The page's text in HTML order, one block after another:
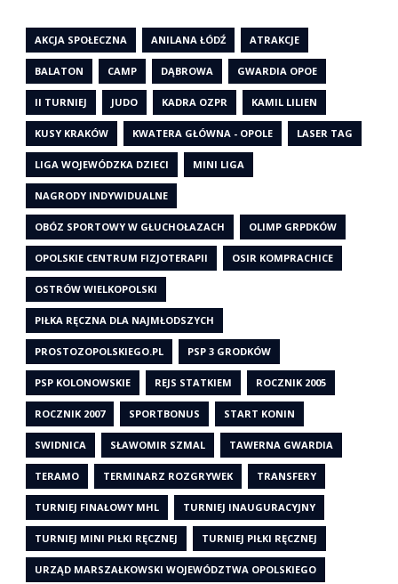
AKCJA SPOŁECZNA ANILANA ŁÓDŹ ATRAKCJE
BALATON CAMP DĄBROWA GWARDIA OPOE
II TURNIEJ JUDO KADRA OZPR KAMIL LILIEN
KUSY KRAKÓW KWATERA GŁÓWNA - OPOLE LASER TAG
LIGA WOJEWÓDZKA DZIECI MINI LIGA
NAGRODY INDYWIDUALNE
OBÓZ SPORTOWY W GŁUCHOŁAZACH OLIMP GRPDKÓW
OPOLSKIE CENTRUM FIZJOTERAPII OSIR KOMPRACHICE
OSTRÓW WIELKOPOLSKI
PIŁKA RĘCZNA DLA NAJMŁODSZYCH
PROSTOZOPOLSKIEGO.PL PSP 3 GRODKÓW
PSP KOLONOWSKIE REJS STATKIEM ROCZNIK 2005
ROCZNIK 2007 SPORTBONUS START KONIN
SWIDNICA SŁAWOMIR SZMAL TAWERNA GWARDIA
TERAMO TERMINARZ ROZGRYWEK TRANSFERY
TURNIEJ FINAŁOWY MHL TURNIEJ INAUGURACYJNY
TURNIEJ MINI PIŁKI RĘCZNEJ TURNIEJ PIŁKI RĘCZNEJ
URZĄD MARSZAŁKOWSKI WOJEWÓDZTWA OPOLSKIEGO